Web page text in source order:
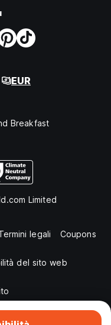
EUR
Breakfast
Limited
legali Coupons
del sito web